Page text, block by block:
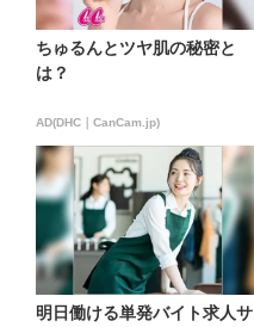
ちゅるんとツヤ肌の秘密と
は？
AD(DHC｜CanCam.jp)
明日働ける単発バイト求人サ